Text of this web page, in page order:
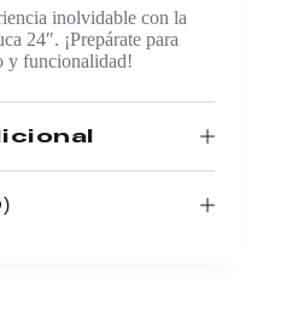
inolvidable con la
24″. ¡Prepárate para
y funcionalidad!